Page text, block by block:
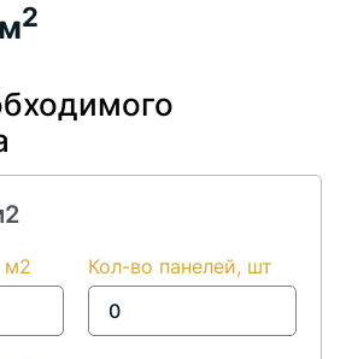
2
м2 Кол-во панелей, шт